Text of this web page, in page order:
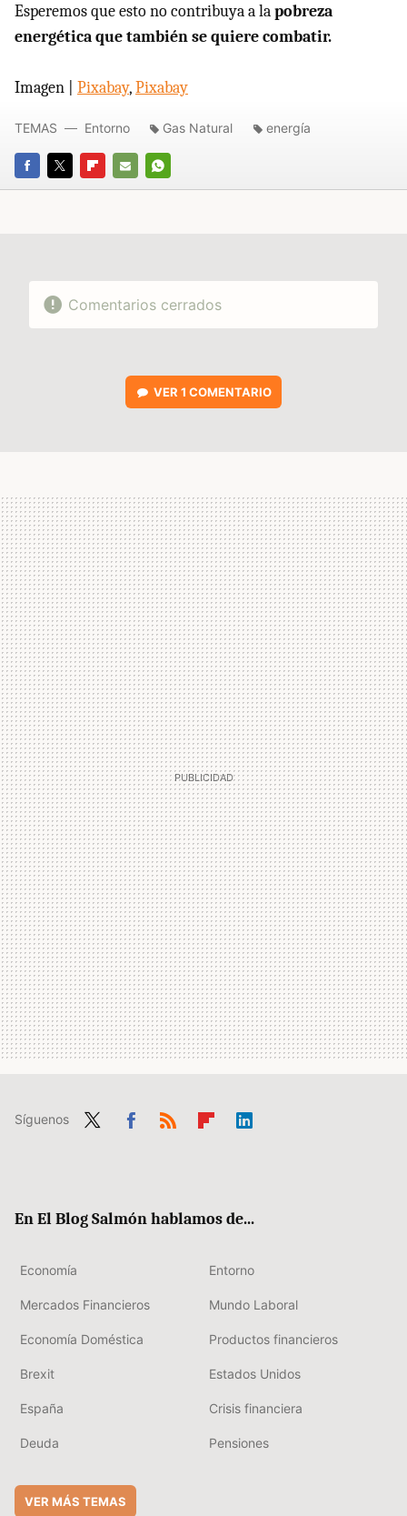
Esperemos que esto no contribuya a lapobreza
energética que también se quiere combatir.
Imagen | Pixabay,Pixabay
FACEBOOK
TWITTERFLIPBOARD
E-
WHATSAPP
TEMAS Entorno Gas Natural energía
Comentarios cerrados
VER 1 COMENTARIO
Síguenos
En El Blog Salmón hablamos de...
Economía Entorno
Mercados Financieros Mundo Laboral
Economía Doméstica Productos financieros
Brexit Estados Unidos
España Crisis financiera
Deuda Pensiones
VER MÁS TEMAS